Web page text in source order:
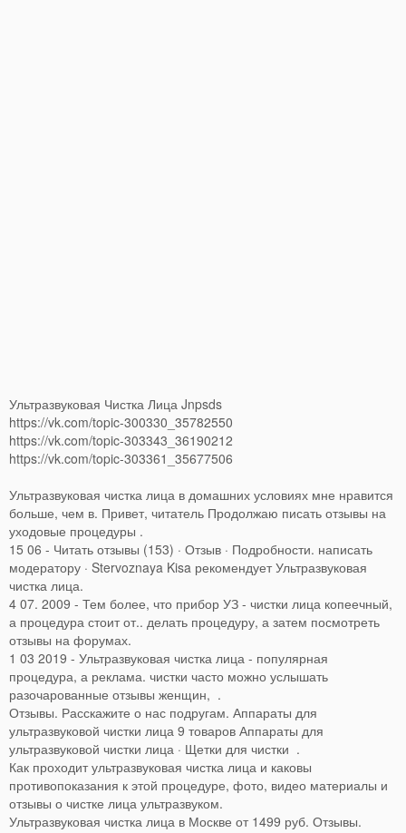
Ультразвуковая Чистка Лица Jnpsds
https://vk.com/topic-300330_35782550
https://vk.com/topic-303343_36190212
https://vk.com/topic-303361_35677506
Ультразвуковая чистка лица в домашних условиях мне нравится
больше, чем в. Привет, читатель Продолжаю писать отзывы на
уходовые процедуры .
15 06 - Читать отзывы (153) · Отзыв · Подробности. написать
модератору · Stervoznaya Kisa рекомендует Ультразвуковая
чистка лица.
4 07. 2009 - Тем более, что прибор УЗ - чистки лица копеечный,
а процедура стоит от.. делать процедуру, а затем посмотреть
отзывы на форумах.
1 03 2019 - Ультразвуковая чистка лица - популярная
процедура, а реклама. чистки часто можно услышать
разочарованные отзывы женщин, .
Отзывы. Расскажите о нас подругам. Аппараты для
ультразвуковой чистки лица 9 товаров Аппараты для
ультразвуковой чистки лица · Щетки для чистки .
Как проходит ультразвуковая чистка лица и каковы
противопоказания к этой процедуре, фото, видео материалы и
отзывы о чистке лица ультразвуком.
Ультразвуковая чистка лица в Москве от 1499 руб. Отзывы.